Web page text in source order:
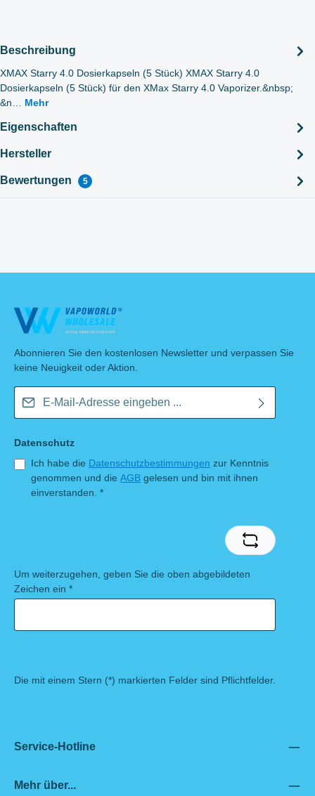
Beschreibung
XMAX Starry 4.0 Dosierkapseln (5 Stück) XMAX Starry 4.0
Dosierkapseln (5 Stück) für den XMax Starry 4.0 Vaporizer.&nbsp;
&n… Mehr
Eigenschaften
Hersteller
Bewertungen 5
Abonnieren Sie den kostenlosen Newsletter und verpassen Sie
keine Neuigkeit oder Aktion.
Datenschutz
Ich habe die Datenschutzbestimmungen zur Kenntnis
genommen und die AGB gelesen und bin mit ihnen
einverstanden. *
Um weiterzugehen, geben Sie die oben abgebildeten
Zeichen ein *
Die mit einem Stern (*) markierten Felder sind Pflichtfelder.
Service-Hotline
Mehr über...